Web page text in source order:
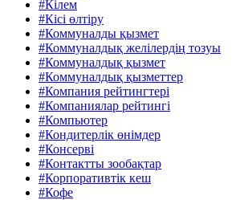
#Кілем
#Кісі өлтіру
#Коммуналды қызмет
#Коммуналдық желілердің тозуы
#Коммуналдық қызмет
#Коммуналдық қызметтер
#Компания рейтингтері
#Компаниялар рейтингі
#Компьютер
#Кондитерлік өнімдер
#Консерві
#Контактты зообақтар
#Корпоративтік кеш
#Кофе